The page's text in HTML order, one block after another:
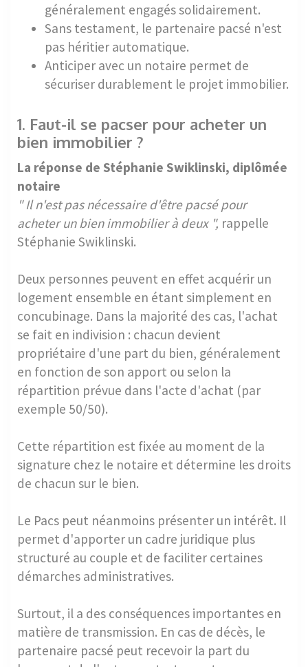
généralement engagés solidairement.
Sans testament, le partenaire pacsé n'est
pas héritier automatique.
Anticiper avec un notaire permet de
sécuriser durablement le projet immobilier.
1. Faut-il se pacser pour acheter un
bien immobilier ?
La réponse de Stéphanie Swiklinski, diplômée
notaire
" Il n'est pas nécessaire d'être pacsé pour
acheter un bien immobilier à deux ", rappelle
Stéphanie Swiklinski.
Deux personnes peuvent en effet acquérir un
logement ensemble en étant simplement en
concubinage. Dans la majorité des cas, l'achat
se fait en indivision : chacun devient
propriétaire d'une part du bien, généralement
en fonction de son apport ou selon la
répartition prévue dans l'acte d'achat (par
exemple 50/50).
Cette répartition est fixée au moment de la
signature chez le notaire et détermine les droits
de chacun sur le bien.
Le Pacs peut néanmoins présenter un intérêt. Il
permet d'apporter un cadre juridique plus
structuré au couple et de faciliter certaines
démarches administratives.
Surtout, il a des conséquences importantes en
matière de transmission. En cas de décès, le
partenaire pacsé peut recevoir la part du